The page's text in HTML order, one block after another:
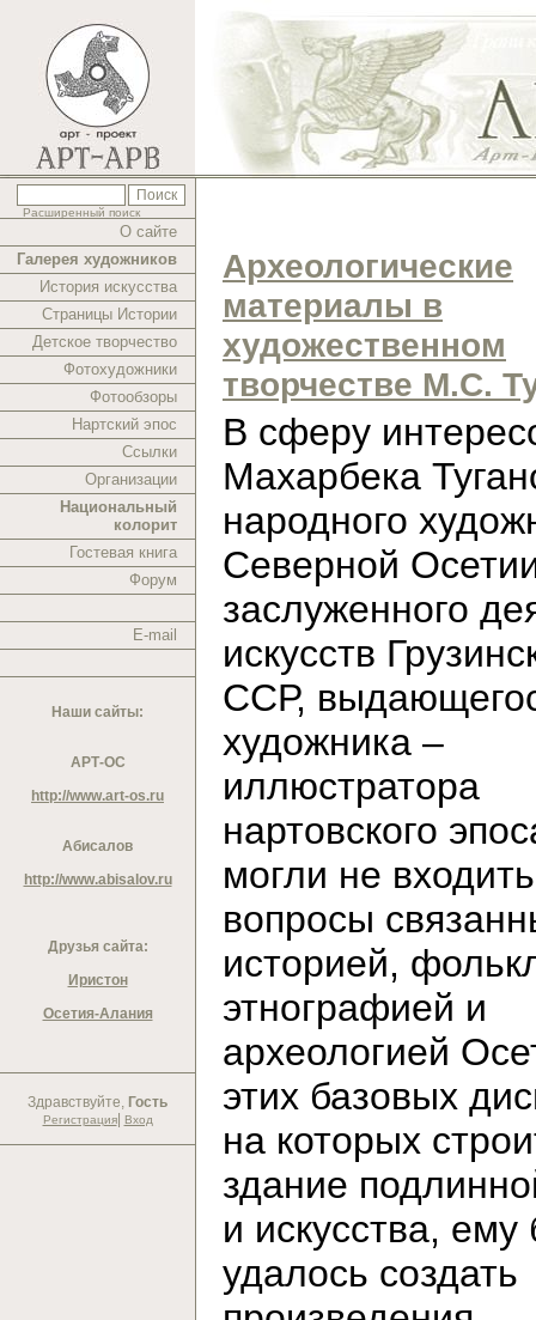
Расширенный поиск
О сайте
Галерея художников
История искусства
Страницы Истории
Детское творчество
Фотохудожники
Фотообзоры
Нартский эпос
Ссылки
Организации
Национальный
колорит
Гостевая книга
Форум
E-mail
Наши сайты:
АРТ-ОС
http://www.art-os.ru
Абисалов
http://www.abisalov.ru
Друзья сайта:
Иристон
Осетия-Алания
Здравствуйте, Гость
Регистрация| Вход
Археологические
материалы в
художественном
творчестве М.С.
В cферу
Махарбека
народного
Северной
заслуженного
искусств
ССР,
художника –
иллюстратора
нартовского
могли не входить
вопросы
историей,
этнографией и
археологией
этих базовых
на которых
здание
и искусства,
удалось создать